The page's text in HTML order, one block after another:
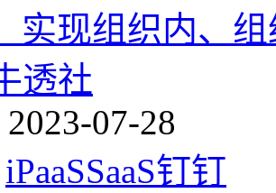
实现组织内、
透社
2023-07-28
iPaaSSaaS钉钉